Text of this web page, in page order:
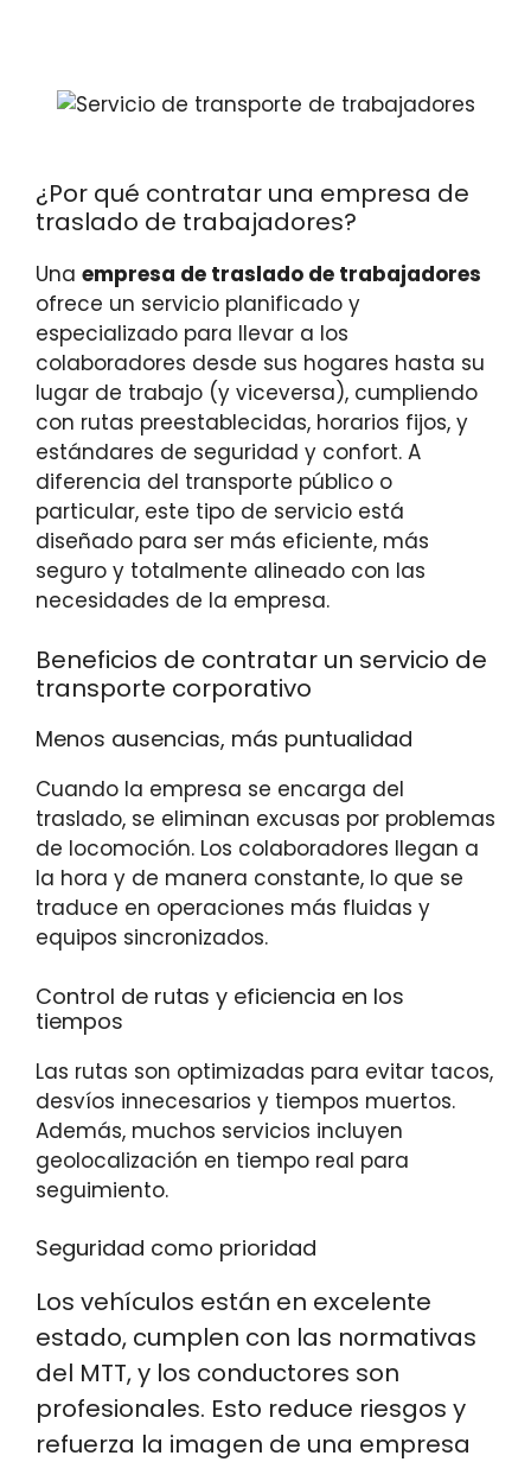
¿Por qué contratar una empresa de
traslado de trabajadores?
Una empresa de traslado de trabajadores
ofrece un servicio planificado y
especializado para llevar a los
colaboradores desde sus hogares hasta su
lugar de trabajo (y viceversa), cumpliendo
con rutas preestablecidas, horarios fijos, y
estándares de seguridad y confort. A
diferencia del transporte público o
particular, este tipo de servicio está
diseñado para ser más eficiente, más
seguro y totalmente alineado con las
necesidades de la empresa.
Beneficios de contratar un servicio de
transporte corporativo
Menos ausencias, más puntualidad
Cuando la empresa se encarga del
traslado, se eliminan excusas por problemas
de locomoción. Los colaboradores llegan a
la hora y de manera constante, lo que se
traduce en operaciones más fluidas y
equipos sincronizados.
Control de rutas y eficiencia en los
tiempos
Las rutas son optimizadas para evitar tacos,
desvíos innecesarios y tiempos muertos.
Además, muchos servicios incluyen
geolocalización en tiempo real para
seguimiento.
Seguridad como prioridad
Los vehículos están en excelente
estado, cumplen con las normativas
del MTT, y los conductores son
profesionales. Esto reduce riesgos y
refuerza la imagen de una empresa